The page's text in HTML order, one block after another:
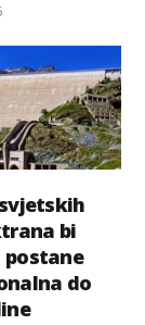
bi
postane
do